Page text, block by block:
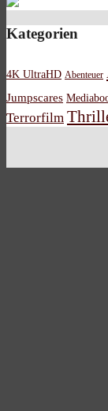
Kategorien
4K UltraHD Abenteuer
Jumpscares
Terrorfilm